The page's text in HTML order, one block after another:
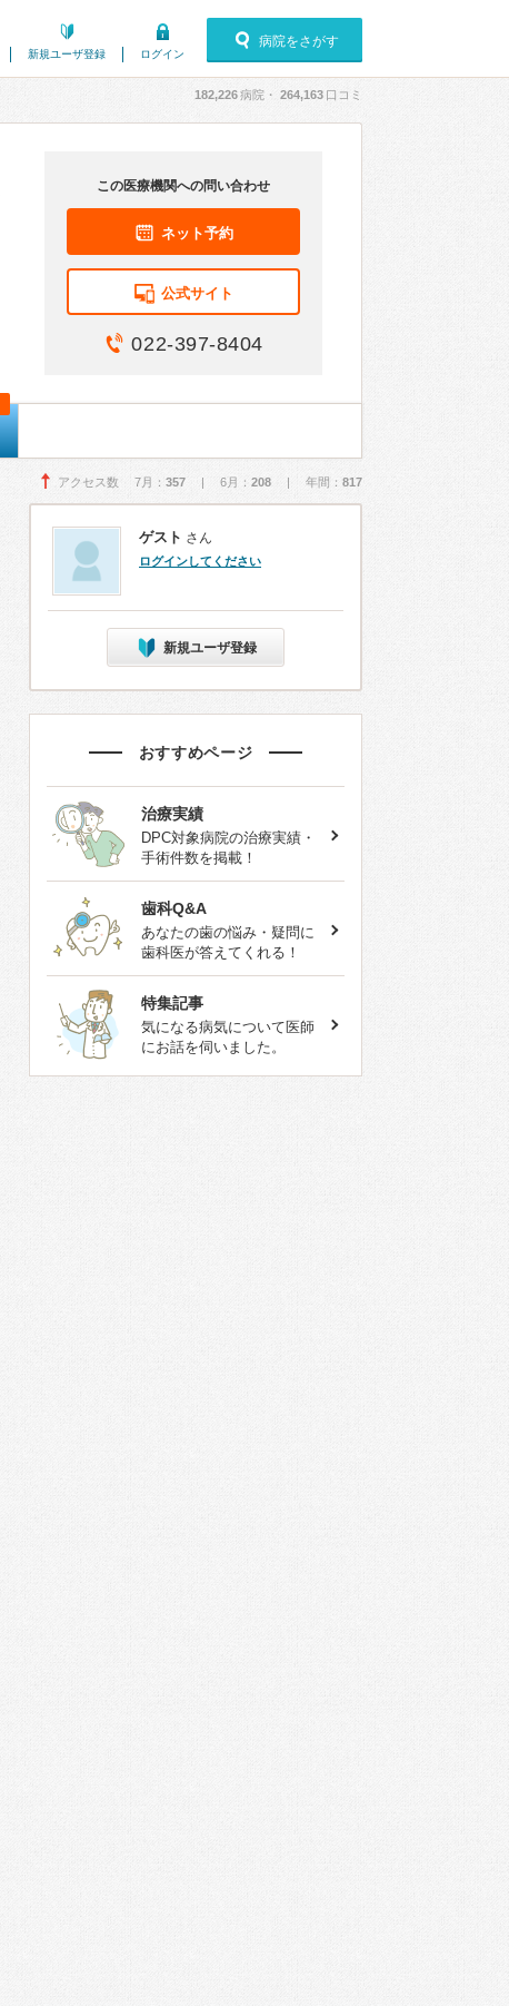
新規ユーザ登録 ログイン
病院をさがす
182,226病院・ 264,163 口コミ
この医療機関への問い合わせ
ネット予約
公式サイト
022-397-8404
アクセス数 7月： 357 | 6月： 208 | 年間： 817
ゲスト さん
ログインしてください
新規ユーザ登録
おすすめページ
治療実績
DPC対象病院の治療実績・
手術件数を掲載！
歯科Q&A
あなたの歯の悩み・疑問に
歯科医が答えてくれる！
特集記事
気になる病気について医師
にお話を伺いました。